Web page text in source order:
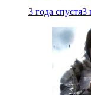
3 года спустя3